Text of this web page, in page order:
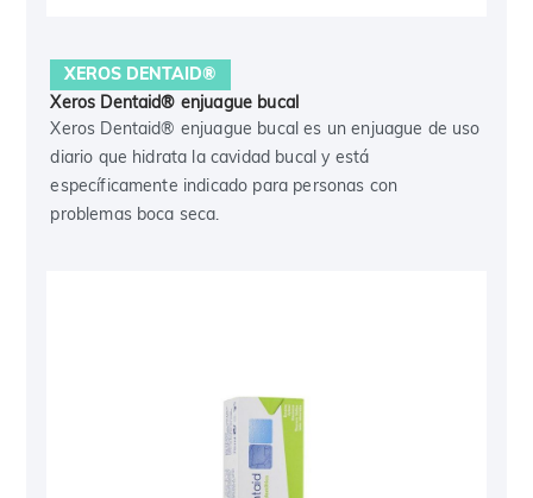
XEROS DENTAID®
Xeros Dentaid® enjuague bucal
Xeros Dentaid® enjuague bucal es un enjuague de uso
diario que hidrata la cavidad bucal y está
específicamente indicado para personas con
problemas boca seca.